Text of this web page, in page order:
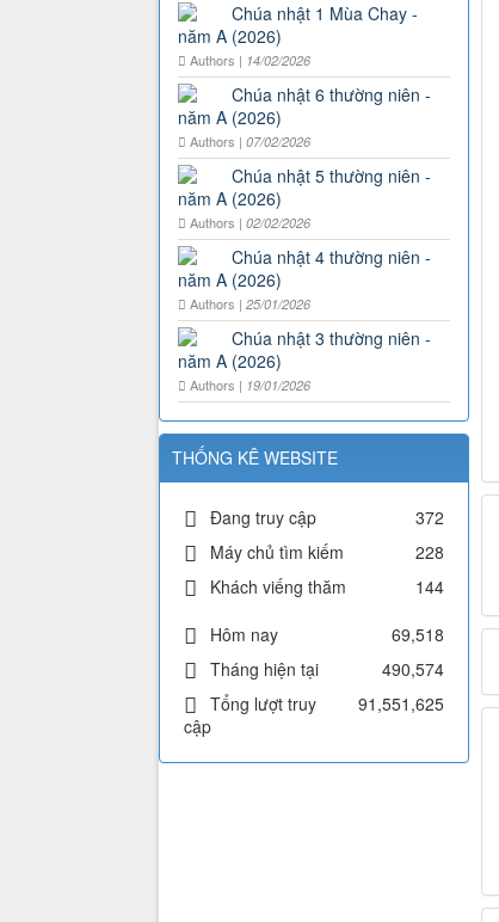
Chúa nhật 1 Mùa Chay -
năm A (2026)
Authors | 14/02/2026
Chúa nhật 6 thường niên -
năm A (2026)
Authors | 07/02/2026
Chúa nhật 5 thường niên -
năm A (2026)
Authors | 02/02/2026
Chúa nhật 4 thường niên -
năm A (2026)
Authors | 25/01/2026
Chúa nhật 3 thường niên -
năm A (2026)
Authors | 19/01/2026
THỐNG KÊ WEBSITE
Đang truy cập
372
Máy chủ tìm kiếm
228
Khách viếng thăm
144
Hôm nay
69,518
Tháng hiện tại
490,574
Tổng lượt truy
cập
91,551,625